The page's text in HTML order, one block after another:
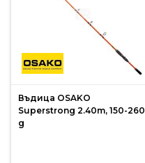
Въдица OSAKO
Superstrong 2.40m, 150-260
g